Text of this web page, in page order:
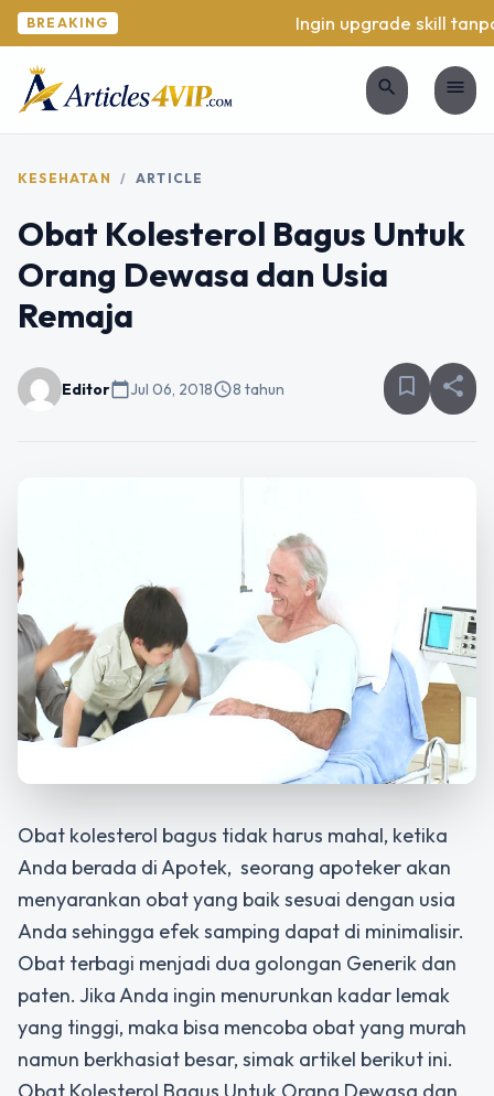
BREAKING Ingin upgrade skill
search menu
KESEHATAN / ARTICLE
Obat Kolesterol Bagus Untuk
Orang Dewasa dan Usia
Remaja
Editorcalendar_todayJul 06, 2018schedule8 tahun bookmark_border share
Obat kolesterol bagus tidak harus mahal, ketika
Anda berada di Apotek, seorang apoteker akan
menyarankan obat yang baik sesuai dengan usia
Anda sehingga efek samping dapat di minimalisir.
Obat terbagi menjadi dua golongan Generik dan
paten. Jika Anda ingin menurunkan kadar lemak
yang tinggi, maka bisa mencoba obat yang murah
namun berkhasiat besar, simak artikel berikut ini.
Obat Kolesterol Bagus Untuk Orang Dewasa dan